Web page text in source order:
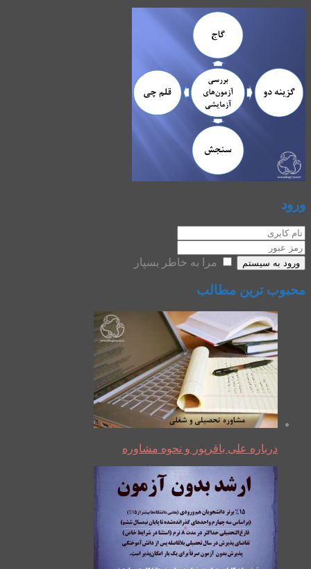
ورود
ورود به سیستم مرا به خاطر بسپار
محبوب ترین مطالب
درباره علی باقرپور و نحوه مشاوره